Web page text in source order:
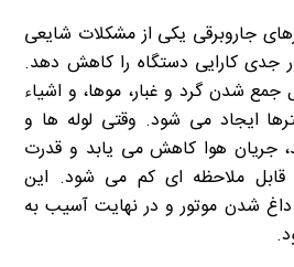
جاروبرقی یکی از مشکلات شایعی
جدی کارایی دستگاه را کاهش دهد.
جمع شدن گرد و غبار، موها، و اشیاء
ایجاد می شود. وقتی لوله ها و
جریان هوا کاهش می یابد و قدرت
ملاحظه ای کم می شود. این
شدن موتور و در نهایت آسیب به